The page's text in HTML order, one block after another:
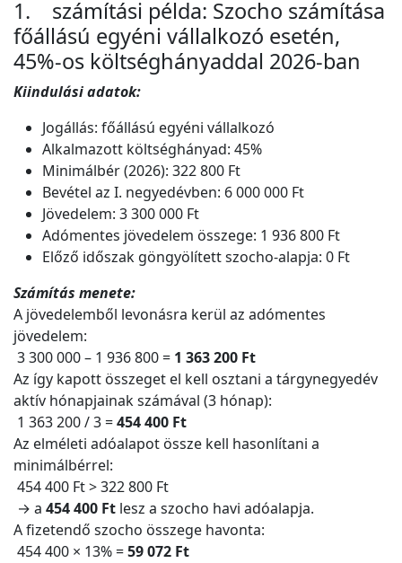
1. számítási példa: Szocho számítása
főállású egyéni vállalkozó esetén,
45%-os költséghányaddal 2026-ban
Kiindulási adatok:
Jogállás: főállású egyéni vállalkozó
Alkalmazott költséghányad: 45%
Minimálbér (2026): 322 800 Ft
Bevétel az I. negyedévben: 6 000 000 Ft
Jövedelem: 3 300 000 Ft
Adómentes jövedelem összege: 1 936 800 Ft
Előző időszak göngyölített szocho-alapja: 0 Ft
Számítás menete:
A jövedelemből levonásra kerül az adómentes
jövedelem:
3 300 000 – 1 936 800 = 1 363 200 Ft
Az így kapott összeget el kell osztani a tárgynegyedév
aktív hónapjainak számával (3 hónap):
1 363 200 / 3 =454 400 Ft
Az elméleti adóalapot össze kell hasonlítani a
minimálbérrel:
454 400 Ft > 322 800 Ft
→ a 454 400 Ft lesz a szocho havi adóalapja.
A fizetendő szocho összege havonta:
454 400 × 13% =59 072 Ft